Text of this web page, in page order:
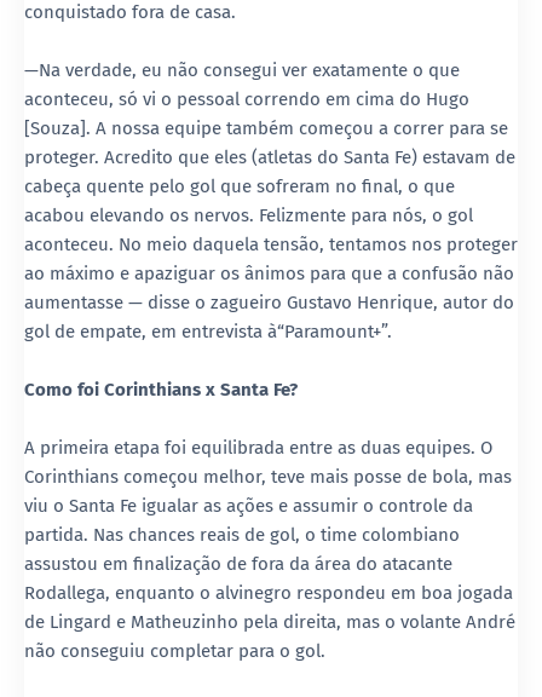
conquistado fora de casa.
—Na verdade, eu não consegui ver exatamente o que
aconteceu, só vi o pessoal correndo em cima do Hugo
[Souza]. A nossa equipe também começou a correr para se
proteger. Acredito que eles (atletas do Santa Fe) estavam de
cabeça quente pelo gol que sofreram no final, o que
acabou elevando os nervos. Felizmente para nós, o gol
aconteceu. No meio daquela tensão, tentamos nos proteger
ao máximo e apaziguar os ânimos para que a confusão não
aumentasse — disse o zagueiro Gustavo Henrique, autor do
gol de empate, em entrevista à“Paramount+”.
Como foi Corinthians x Santa Fe?
A primeira etapa foi equilibrada entre as duas equipes. O
Corinthians começou melhor, teve mais posse de bola, mas
viu o Santa Fe igualar as ações e assumir o controle da
partida. Nas chances reais de gol, o time colombiano
assustou em finalização de fora da área do atacante
Rodallega, enquanto o alvinegro respondeu em boa jogada
de Lingard e Matheuzinho pela direita, mas o volante André
não conseguiu completar para o gol.